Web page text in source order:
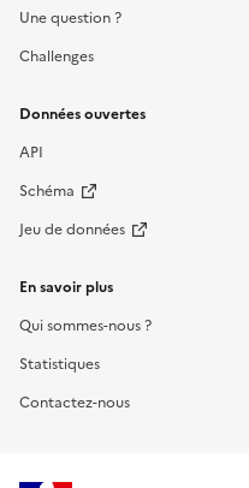
Une question ?
Challenges
Données ouvertes
API
Schéma
Jeu de données
En savoir plus
Qui sommes-nous ?
Statistiques
Contactez-nous